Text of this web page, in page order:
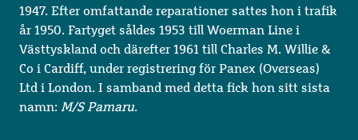
1947. Efter omfattande reparationer sattes hon i trafik
år 1950. Fartyget såldes 1953 till Woerman Line i
Västtyskland och därefter 1961 till Charles M. Willie &
Co i Cardiff, under registrering för Panex (Overseas)
Ltd i London. I samband med detta fick hon sitt sista
namn: M/S Pamaru.